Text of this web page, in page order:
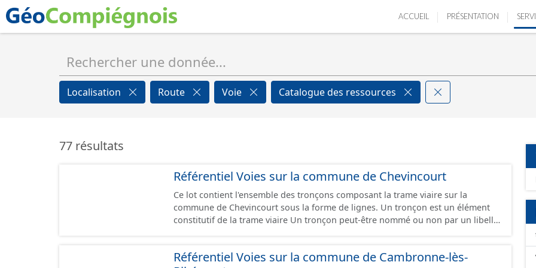
ACCUEIL PRÉSENTATION
Localisation Route Voie Catalogue des ressources
77 résultats
Référentiel Voies sur la commune de Chevincourt
Ce lot contient l'ensemble des tronçons composant la trame viaire sur la
commune de Chevincourt sous la forme de lignes. Un tronçon est un élément
constitutif de la trame viaire Un tronçon peut-être nommé ou non par un libellé
topologiques : les extrémités d’un tronçon correspondent à des intersections ou
Référentiel Voies sur la commune de Cambronne-lès-